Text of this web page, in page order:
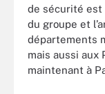
de sécurité est
du groupe et
départements
mais aussi aux
maintenant à